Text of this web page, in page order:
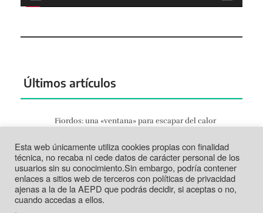
Últimos artículos
Fiordos: una «ventana» para escapar del calor
Tortosa: la vida según el Ebro
Jun 21, 2026
Tabarca: más que un trozo de piedra
Jun 14, 2026
Esta web únicamente utiliza cookies propias con finalidad
técnica, no recaba ni cede datos de carácter personal de los
usuarios sin su conocimiento.Sin embargo, podría contener
enlaces a sitios web de terceros con políticas de privacidad
ajenas a la de la AEPD que podrás decidir, si aceptas o no,
cuando accedas a ellos.
.